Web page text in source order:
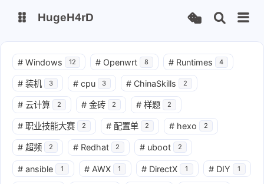
博客 云盘主线
云盘备线
Gitee Page Github Page
HugeH4rD
# Windows 12 # Openwrt 8 # Runtimes 4
# 装机 3 # cpu 3 # ChinaSkills 2
# 云计算 2 # 金砖 2 # 样题 2
# 职业技能大赛 2 # 配置单 2 # hexo 2
# 超频 2 # Redhat 2 # uboot 2
# ansible 1 # AWX 1 # DirectX 1 # DIY 1